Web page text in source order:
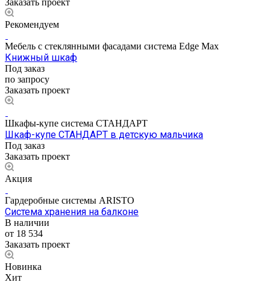
Рекомендуем
Мебель с стеклянными фасадами система Edge Max
Книжный шкаф
Под заказ
по запросу
Заказать проект
Шкафы-купе система СТАНДАРТ
Шкаф-купе СТАНДАРТ в детскую мальчика
Под заказ
Заказать проект
Акция
Гардеробные системы ARISTO
Система хранения на балконе
В наличии
от 18 534
Заказать проект
Новинка
Хит